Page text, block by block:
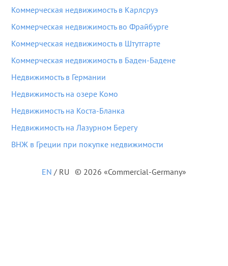
Коммерческая недвижимость в Карлсруэ
Коммерческая недвижимость во Фрайбурге
Коммерческая недвижимость в Штутгарте
Коммерческая недвижимость в Баден-Бадене
Недвижимость в Германии
Недвижимость на озере Комо
Недвижимость на Коста-Бланка
Недвижимость на Лазурном Берегу
ВНЖ в Греции при покупке недвижимости
EN / RU © 2026 «Commercial-Germany»